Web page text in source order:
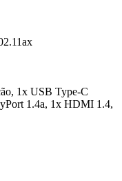
1x USB Type-C
1.4a, 1x HDMI 1.4,